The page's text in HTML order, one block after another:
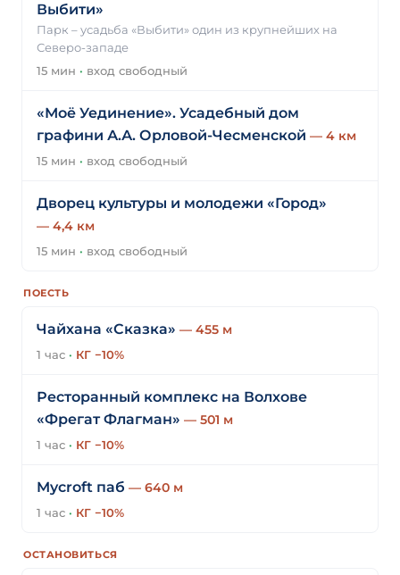
Выбити»
Парк – усадьба «Выбити» один из крупнейших на
Северо-западе
15 мин · вход свободный
«Моё Уединение». Усадебный дом
графини А.А. Орловой-Чесменской — 4 км
15 мин · вход свободный
Дворец культуры и молодежи «Город»
— 4,4 км
15 мин · вход свободный
ПОЕСТЬ
Чайхана «Сказка» — 455 м
1 час · КГ −10%
Ресторанный комплекс на Волхове
«Фрегат Флагман» — 501 м
1 час · КГ −10%
Mycroft паб — 640 м
1 час · КГ −10%
ОСТАНОВИТЬСЯ